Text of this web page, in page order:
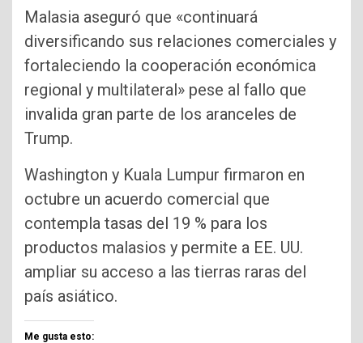
Malasia aseguró que «continuará
diversificando sus relaciones comerciales y
fortaleciendo la cooperación económica
regional y multilateral» pese al fallo que
invalida gran parte de los aranceles de
Trump.
Washington y Kuala Lumpur firmaron en
octubre un acuerdo comercial que
contempla tasas del 19 % para los
productos malasios y permite a EE. UU.
ampliar su acceso a las tierras raras del
país asiático.
Me gusta esto: